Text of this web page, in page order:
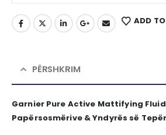
ADD
PËRSHKRIM
Garnier Pure Active Mattifying Fluid
Papërsosmërive & Yndyrës së